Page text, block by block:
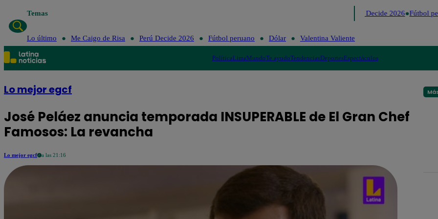
Temas Perú Decide 2026 Fútbol
Lo último Me Caigo de Risa Perú Decide 2026 Fútbol peruano Dólar Valentina Valiente
PolíticaLimaMundoTe ayudoTendenciasDeportesEspectáculos
Lo mejor egcf
José Peláez anuncia temporada INSUPERABLE de El Gran Chef
Famosos: La revancha
Lo mejor egcf a las 21:16